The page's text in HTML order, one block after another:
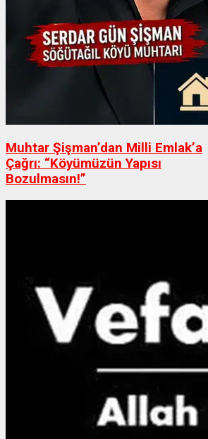
Muhtar Şişman’dan Milli Emlak’a
Çağrı: “Köyümüzün Yapısı
Bozulmasın!”